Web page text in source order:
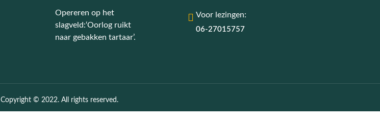
Opereren op het
slagveld:‘Oorlog ruikt
naar gebakken tartaar’.
Voor lezingen:
06-27015757
Copyright © 2022. All rights reserved.